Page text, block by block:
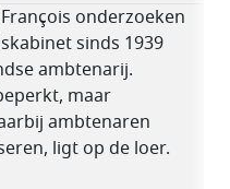
onderzoeken
sinds 1939
ambtenarij.
maar
ambtenaren
ligt op de loer.